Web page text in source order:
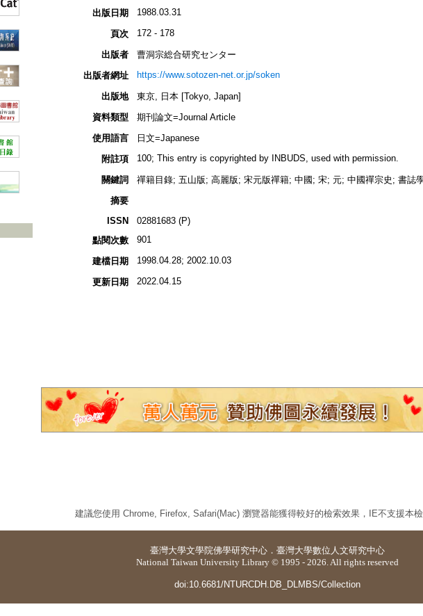
出版日期 1988.03.31
頁次 172 - 178
出版者
曹洞宗総合研究センター
出版者網址
https://www.sotozen-net.or.jp/soken
出版地
東京, 日本 [Tokyo, Japan]
資料類型
期刊論文=Journal Article
使用語言
日文=Japanese
附註項
100; This entry is copyrighted by INBUDS, used with permission.
關鍵詞
禪籍目錄; 五山版; 高麗版; 宋元版禪籍; 中國; 宋; 元; 中國禪宗史; 書誌
摘要
ISSN
02881683 (P)
點閱次數
901
建檔日期 1998.04.28; 2002.10.03
更新日期 2022.04.15
建議您使用 Chrome, Firefox, Safari(Mac) 瀏覽器能獲得較好的檢索效果，IE不支援本
臺灣大學文學院佛學研究中心 ． 臺灣大學數位人文研究中心
National Taiwan University Library © 1995 - 2026. All rights reserved
doi:10.6681/NTURCDH.DB_DLMBS/Collection